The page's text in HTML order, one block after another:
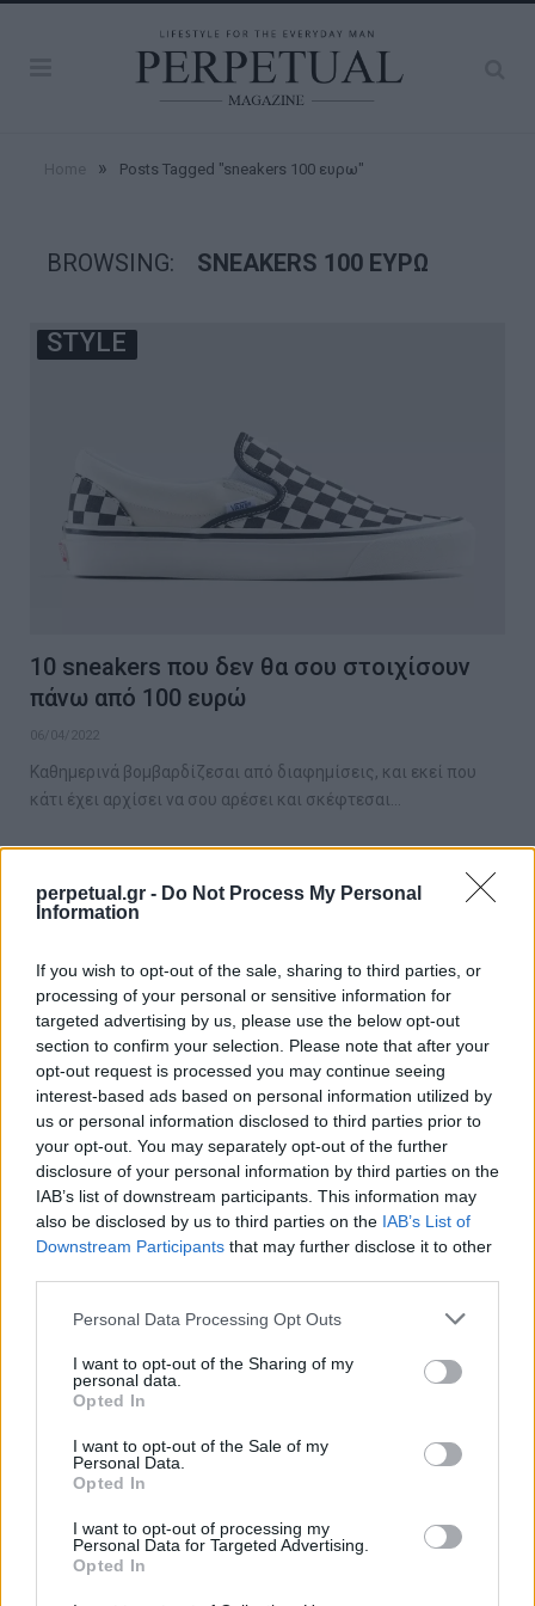
perpetual.gr - Do Not Process My Personal
Information
If you wish to opt-out of the sale, sharing to third parties, or
processing of your personal or sensitive information for
targeted advertising by us, please use the below opt-out
section to confirm your selection. Please note that after your
opt-out request is processed you may continue seeing
interest-based ads based on personal information utilized by
us or personal information disclosed to third parties prior to
your opt-out. You may separately opt-out of the further
disclosure of your personal information by third parties on the
IAB’s list of downstream participants. This information may
also be disclosed by us to third parties on the IAB’s List of
Downstream Participants that may further disclose it to other
Personal Data Processing Opt Outs
I want to opt-out of the Sharing of my
personal data.
Opted In
I want to opt-out of the Sale of my
Personal Data.
Opted In
I want to opt-out of processing my
Personal Data for Targeted Advertising.
Opted In
» Posts Tagged "sneakers 100 ευρω"
BROWSING: SNEAKERS 100 ΕΥΡΩ
STYLE
10 sneakers που δεν θα σου στοιχίσουν
πάνω από 100 ευρώ
06/04/2022
Καθημερινά βομβαρδίζεσαι από διαφημίσεις, και εκεί που
κάτι έχει αρχίσει να σου αρέσει και σκέφτεσαι…
STYLE
10 sneakers που δεν θα σου κοστίσουν
πάνω από 80 ευρώ!
Καθημερινά βομβαρδίζεσαι από διαφημίσεις, και εκεί που
κάτι έχει αρχίσει να σου αρέσει και σκέφτεσαι…
STYLE